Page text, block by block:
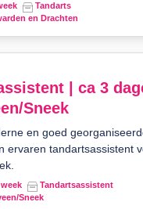
Tandarts
en Drachten
| ca 3
Sneek
en goed
ervaren tandartsassistent
Tandartsassistent
Sneek